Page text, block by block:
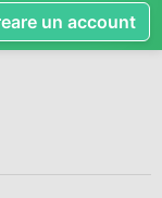
un account